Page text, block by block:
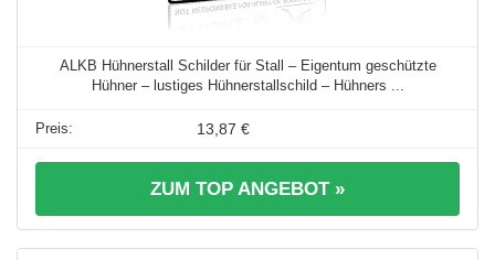
ALKB Hühnerstall Schilder für Stall – Eigentum geschützte
Hühner – lustiges Hühnerstallschild – Hühners ...
13,87 €
ZUM TOP ANGEBOT »